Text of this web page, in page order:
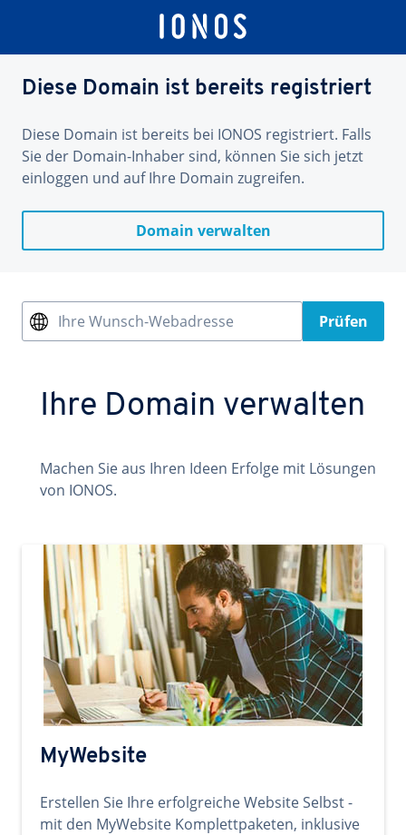
Diese Domain ist bereits registriert
Diese Domain ist bereits bei IONOS registriert. Falls
Sie der Domain-Inhaber sind, können Sie sich jetzt
einloggen und auf Ihre Domain zugreifen.
Domain verwalten
Ihre Wunsch-Webadresse Prüfen
Ihre Domain verwalten
Machen Sie aus Ihren Ideen Erfolge mit Lösungen
von IONOS.
MyWebsite
Erstellen Sie Ihre erfolgreiche Website Selbst -
mit den MyWebsite Komplettpaketen, inklusive